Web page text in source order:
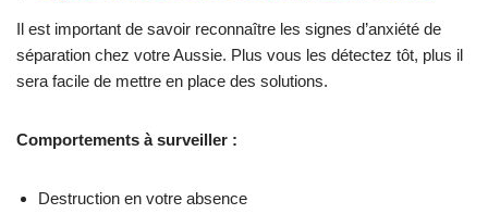
Il est important de savoir reconnaître les signes d’anxiété de
séparation chez votre Aussie. Plus vous les détectez tôt, plus il
sera facile de mettre en place des solutions.
Comportements à surveiller :
Destruction en votre absence